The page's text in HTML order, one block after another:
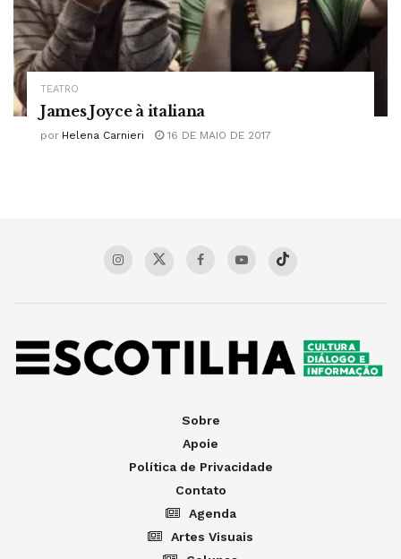
TEATRO
James Joyce à italiana
por Helena Carnieri 16 DE MAIO DE 2017
Sobre
Apoie
Política de Privacidade
Contato
Agenda
Artes Visuais